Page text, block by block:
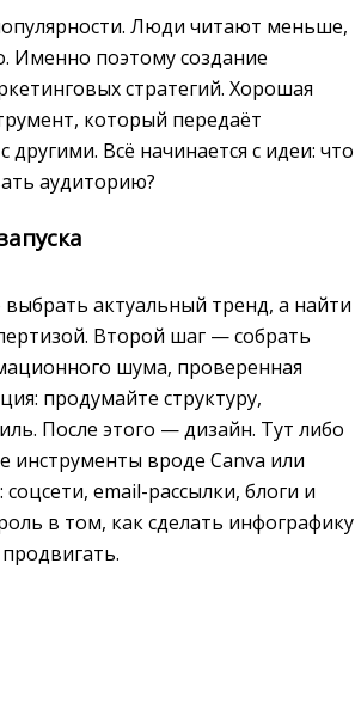
Люди читают меньше,
Именно поэтому создание
стратегий. Хорошая
который передаёт
Всё начинается с идеи: что
аудиторию?
актуальный тренд, а найти
Второй шаг — собрать
шума, проверенная
продумайте структуру,
После этого — дизайн. Тут либо
инструменты вроде Canva или
email-рассылки, блоги и
в том, как сделать инфографику